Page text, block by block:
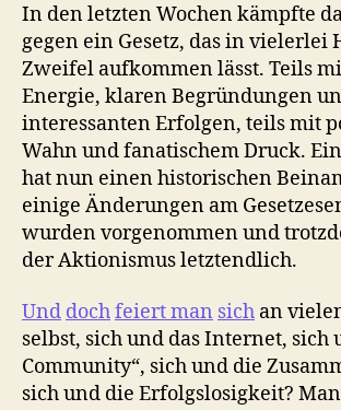
In den letzten Wochen kämpfte
gegen ein Gesetz, das in vielerlei
Zweifel aufkommen lässt. Teils
Energie, klaren Begründungen
interessanten Erfolgen, teils mit
Wahn und fanatischem Druck.
hat nun einen historischen
einige Änderungen am
wurden vorgenommen und
der Aktionismus letztendlich.
Und dochfeiert man sich an
selbst, sich und das Internet, sich
Community“, sich und die
sich und die Erfolgslosigkeit?